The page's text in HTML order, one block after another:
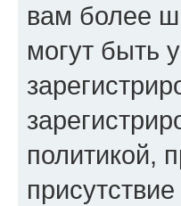
вам более
могут быть
политикой,